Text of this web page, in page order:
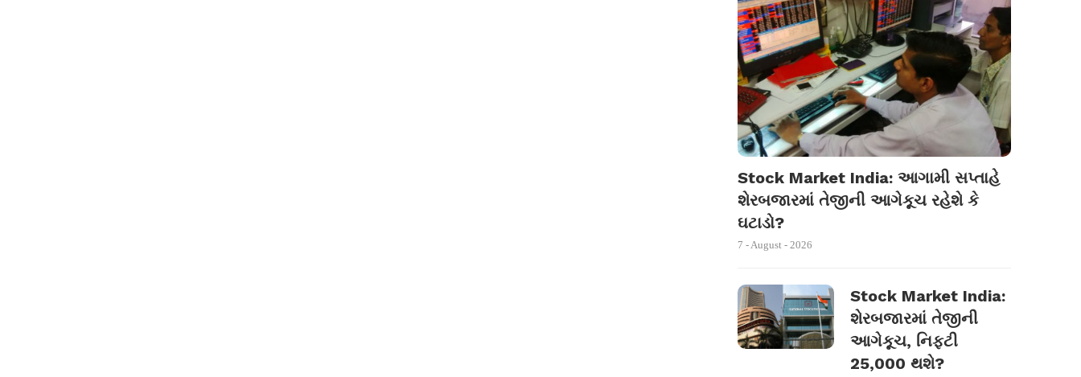
Stock Market India: આગામી સપ્તાહે
શેરબજારમાં તેજીની આગેકૂચ રહેશે કે
ઘટાડો?
7 - August - 2026
Stock Market India:
શેરબજારમાં તેજીની
આગેકૂચ, નિફ્ટી
25,000 થશે?